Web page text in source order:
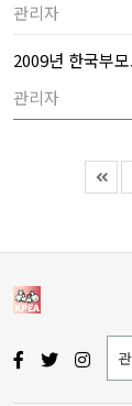
관리자
2009년 한국부
관리자